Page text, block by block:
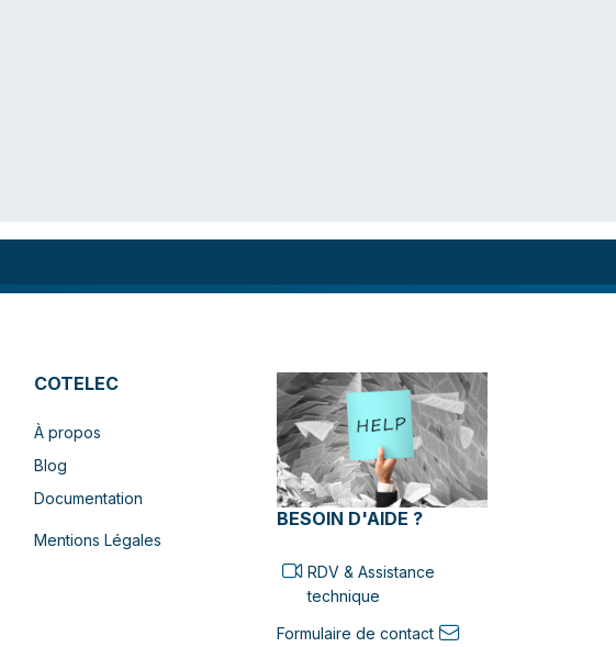
COTELEC
À propos
Blog
Documentation
Mentions Légales
BESOIN D'AIDE ?
RDV & Assistance
technique
Formulaire de contact